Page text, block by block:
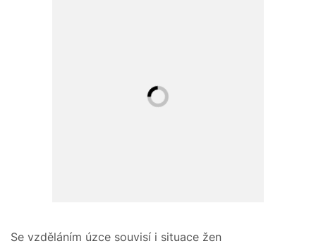
Se vzděláním úzce souvisí i situace žen